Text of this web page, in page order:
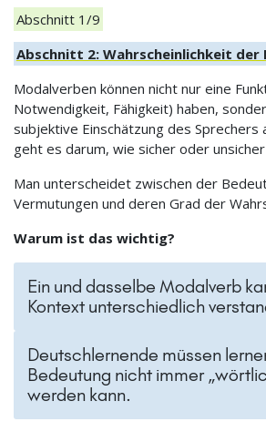
Abschnitt 1/9
Abschnitt 2: Wahrscheinlichkeit
Modalverben können nicht nur eine
Notwendigkeit, Fähigkeit) haben,
subjektive Einschätzung des Sprechers
geht es darum, wie sicher oder
Man unterscheidet zwischen der
Vermutungen und deren Grad der
Warum ist das wichtig?
Ein und dasselbe Modalverb
Kontext unterschiedlich
Deutschlernende müssen
Bedeutung nicht immer
werden kann.